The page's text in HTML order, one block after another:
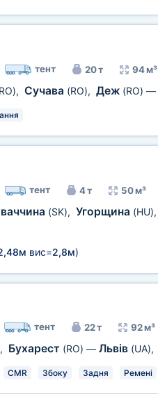
тент 20 т 94 м³
, Сучава (RO), Деж (RO) —
тент 4 т 50 м³
(SK), Угорщина (HU),
вис=2,8м)
тент 22 т 92 м³
, Бухарест (RO) — Львів (UA),
CMR Збоку Задня Ремені